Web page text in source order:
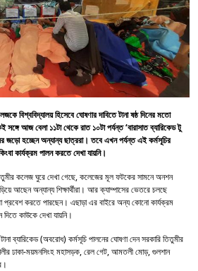
বিশ্ববিদ্যালয় হিসেবে ঘোষণার দাবিতে টানা ষষ্ঠ দিনের মতো
আজ বেলা ১১টা থেকে রাত ১০টা পর্যন্ত ‘বারাসাত ব্যারিকেড টু
জড়ো হচ্ছেন অন্যান্য ছাত্ররা। তবে এখন পর্যন্ত এই কর্মসূচির
কার্যক্রম পালন করতে দেখা যায়নি।
কলেজ ঘুরে দেখা গেছে, কলেজের মূল ফটকের সামনে অনশন
আছেন অন্যান্য শিক্ষার্থীরা। আর ক্যাম্পাসের ভেতরে চলছে
প্রবেশ করতে পারছেন। এছাড়া এর বাইরে অন্য কোনো কার্যক্রম
কাউকে দেখা যায়নি।
ব্যারিকেড (অবরোধ) কর্মসূচি পালনের ঘোষণা দেন সরকারি তিতুমীর
ঢাকা-ময়মনসিংহ মহাসড়ক, রেল গেট, আমতলী মোড়, গুলশান